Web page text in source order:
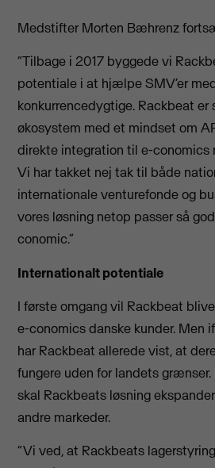
Medstifter Morten Bæhrenz
“Tilbage i 2017 byggede vi
potentiale i at hjælpe SMV’er
konkurrencedygtige. Rackbeat
økosystem med et mindset om
direkte integration til e-
Vi har takket nej tak til både
internationale venturefonde og
vores løsning netop passer så
conomic.”
Internationalt potentiale
I første omgang vil Rackbeat
e-conomics danske kunder. Men
har Rackbeat allerede vist, at
fungere uden for landets
skal Rackbeats løsning
andre markeder.
“Vi ved, at Rackbeats